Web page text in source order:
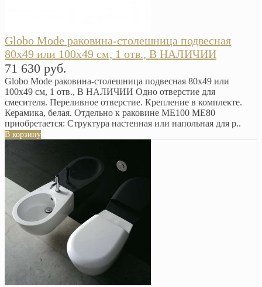
Globo Mode раковина-столешница подвесная
80х49 или 100х49 см, 1 отв., В НАЛИЧИИ
71 630 руб.
Globo Mode раковина-столешница подвесная 80х49 или
100х49 см, 1 отв., В НАЛИЧИИ Одно отверстие для
смесителя. Переливное отверстие. Крепление в комплекте.
Керамика, белая. Отдельно к раковине ME100 ME80
приобретается: Структура настенная или напольная для р..
В корзину